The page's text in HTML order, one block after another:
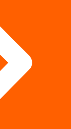
is dit de
staat de
invulling van de
De formateur
en kandidaat-
benoeming op